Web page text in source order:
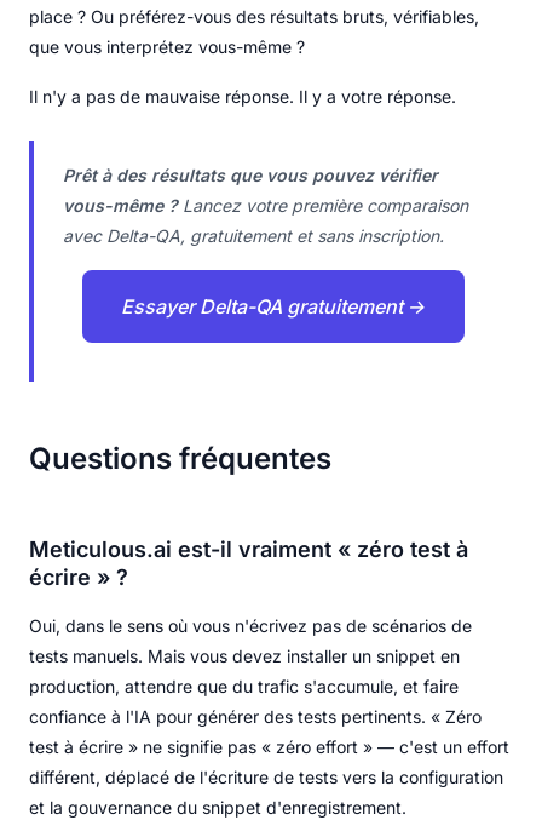
place ? Ou préférez-vous des résultats bruts, vérifiables,
que vous interprétez vous-même ?
Il n'y a pas de mauvaise réponse. Il y a votre réponse.
Prêt à des résultats que vous pouvez vérifier
vous-même ?Lancez votre première comparaison
avec Delta-QA, gratuitement et sans inscription.
Essayer Delta-QA gratuitement →
Questions fréquentes
Meticulous.ai est-il vraiment « zéro test à
écrire » ?
Oui, dans le sens où vous n'écrivez pas de scénarios de
tests manuels. Mais vous devez installer un snippet en
production, attendre que du trafic s'accumule, et faire
confiance à l'IA pour générer des tests pertinents. « Zéro
test à écrire » ne signifie pas « zéro effort » — c'est un effort
différent, déplacé de l'écriture de tests vers la configuration
et la gouvernance du snippet d'enregistrement.